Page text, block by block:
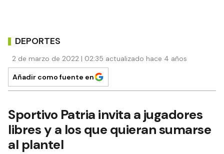
DEPORTES
2 de marzo de 2022 | 02:35 actualizado hace 4 años
Añadir como fuente en
Sportivo Patria invita a jugadores
libres y a los que quieran sumarse
al plantel